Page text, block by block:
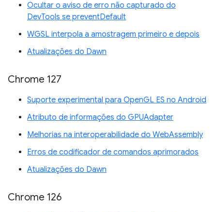
Ocultar o aviso de erro não capturado do
DevTools se preventDefault
WGSL interpola a amostragem primeiro e depois
Atualizações do Dawn
Chrome 127
Suporte experimental para OpenGL ES no Android
Atributo de informações do GPUAdapter
Melhorias na interoperabilidade do WebAssembly
Erros de codificador de comandos aprimorados
Atualizações do Dawn
Chrome 126